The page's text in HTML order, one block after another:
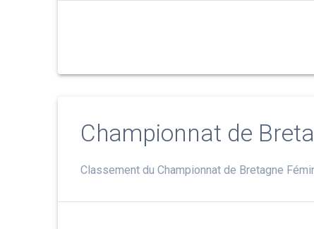
Championnat de
Classement du Championnat de Bretagne